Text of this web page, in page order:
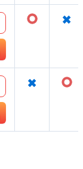
○ ×
× ○